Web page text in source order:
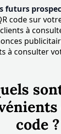
futurs
code sur
à
à consulter
code ?